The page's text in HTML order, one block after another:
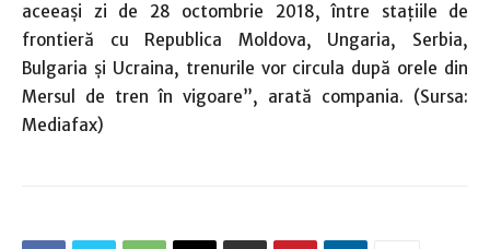
aceeaşi zi de 28 octombrie 2018, între staţiile de
frontieră cu Republica Moldova, Ungaria, Serbia,
Bulgaria şi Ucraina, trenurile vor circula după orele din
Mersul de tren în vigoare”, arată compania. (Sursa:
Mediafax)